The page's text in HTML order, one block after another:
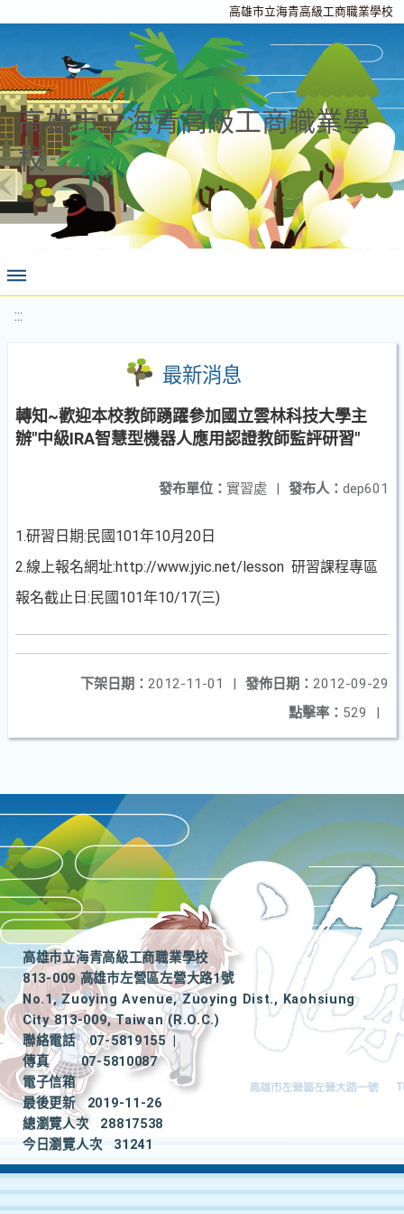
高雄市立海青高級工商職業學校
高雄市立海青高級工商職業學
校
:::
最新消息
轉知~歡迎本校教師踴躍參加國立雲林科技大學主
辦"中級IRA智慧型機器人應用認證教師監評研習"
發布人： dep601
發布單位： 實習處 |
1.研習日期:民國101年10月20日
2.線上報名網址:http://www.jyic.net/lesson 研習課程專區
報名截止日:民國101年10/17(三)
發佈日期： 2012-09-29
下架日期： 2012-11-01
|
點擊率： 529 |
高雄市立海青高級工商職業學校
813-009 高雄市左營區左營大路1號
No.1, Zuoying Avenue, Zuoying Dist., Kaohsiung
City 813-009, Taiwan (R.O.C.)
聯絡電話
07-5819155
|
傳真
07-5810087
電子信箱
最後更新
2019-11-26
總瀏覽人次
28817538
今日瀏覽人次
31241